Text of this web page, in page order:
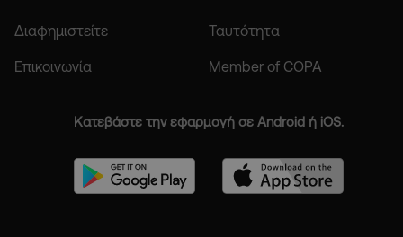
Διαφημιστείτε Ταυτότητα
Επικοινωνία Member of COPA
Κατεβάστε την εφαρμογή σε Android ή iOS.